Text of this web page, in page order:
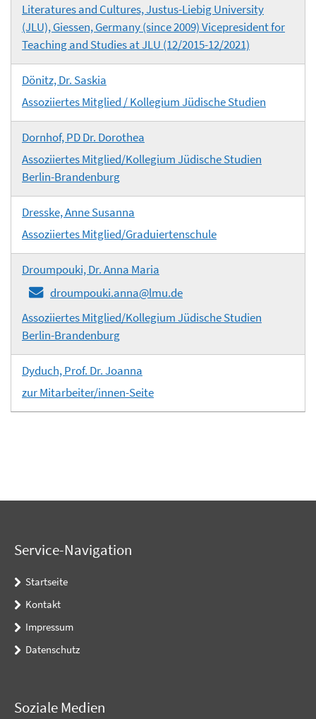
Literatures and Cultures, Justus-Liebig University
(JLU), Giessen, Germany (since 2009) Vicepresident for
Teaching and Studies at JLU (12/2015-12/2021)
Dönitz, Dr. Saskia
Assoziiertes Mitglied / Kollegium Jüdische Studien
Dornhof, PD Dr. Dorothea
Assoziiertes Mitglied/Kollegium Jüdische Studien
Berlin-Brandenburg
Dresske, Anne Susanna
Assoziiertes Mitglied/Graduiertenschule
Droumpouki, Dr. Anna Maria
droumpouki.anna@lmu.de
Assoziiertes Mitglied/Kollegium Jüdische Studien
Berlin-Brandenburg
Dyduch, Prof. Dr. Joanna
zur Mitarbeiter/innen-Seite
Service-Navigation
Startseite
Kontakt
Impressum
Datenschutz
Soziale Medien